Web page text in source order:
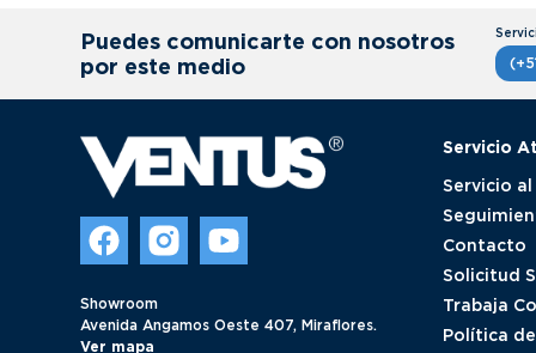
Tu nombre
Dirección de email
Puedes comunicarte con nosotros
por este medio
Showroom
Avenida Angamos Oeste 407, Miraflores.
Ver mapa
Servicio
Servicio
Contacto
Solicitud
Trabaja
Política